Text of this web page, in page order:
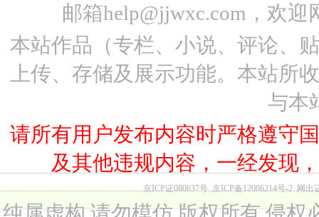
邮箱help@jjwxc.com，欢
本站作品（专栏、小说、评论、
上传、存储及展示功能。本站所
与本
请所有用户发布内容时严格遵守
及其他违规内容，一经发现
京ICP证080637号 京ICP备12006214号-2 网出